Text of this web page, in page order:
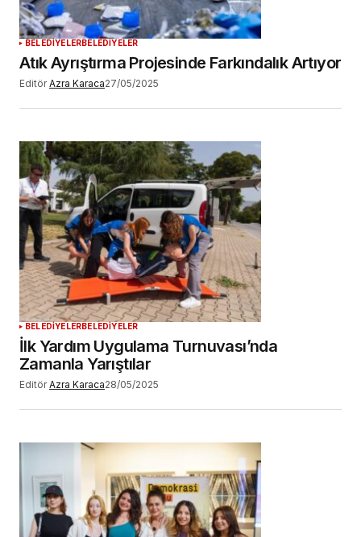
BELEDİYELERBELEDİYELER
Atık Ayrıştırma Projesinde Farkındalık Artıyor
Editör Azra Karaca27/05/2025
BELEDİYELERBELEDİYELER
İlk Yardım Uygulama Turnuvası’nda
Zamanla Yarıştılar
Editör Azra Karaca28/05/2025